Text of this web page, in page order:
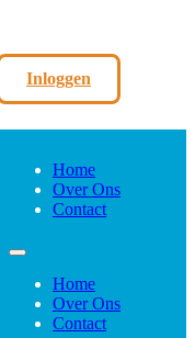
Inloggen
Home
Over Ons
Contact
Home
Over Ons
Contact